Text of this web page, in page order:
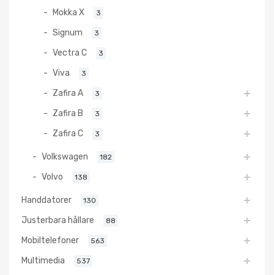
Mokka X 3
Signum 3
Vectra C 3
Viva 3
Zafira A 3
Zafira B 3
Zafira C 3
Volkswagen 182
Volvo 138
Handdatorer 130
Justerbara hållare 88
Mobiltelefoner 563
Multimedia 537